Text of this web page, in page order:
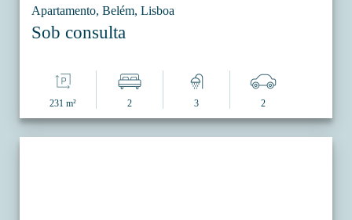
Apartamento, Belém, Lisboa
Sob consulta
231 m² 2 3 2